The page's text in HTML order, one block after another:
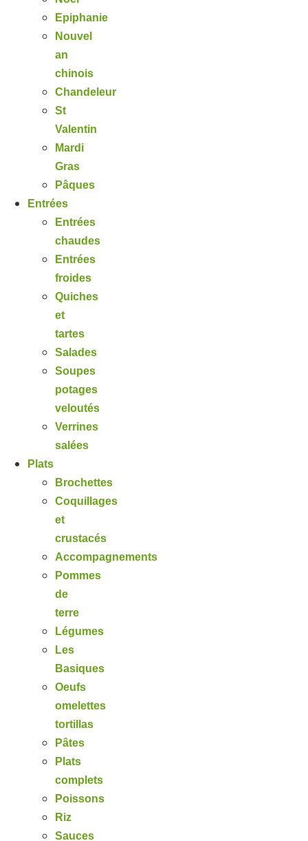
Epiphanie
Nouvel
an
chinois
Chandeleur
St
Valentin
Mardi
Gras
Pâques
Entrées
Entrées
chaudes
Entrées
froides
Quiches
et
tartes
Salades
Soupes
potages
veloutés
Verrines
salées
Plats
Brochettes
Coquillages
et
crustacés
Accompagnements
Pommes
de
terre
Légumes
Les
Basiques
Oeufs
omelettes
tortillas
Pâtes
Plats
complets
Poissons
Riz
Sauces